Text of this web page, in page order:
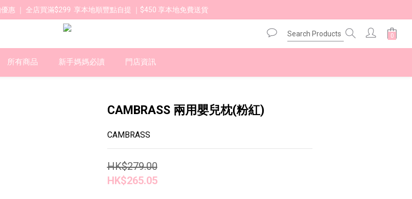
惠 ｜ 全店買滿$299  享本地順豐點自提 ｜$450 享本地免費送貨
所有商品 新手媽媽必讀 門店資訊
CAMBRASS 兩用嬰兒枕(粉紅)
CAMBRASS
HK$279.00
HK$265.05